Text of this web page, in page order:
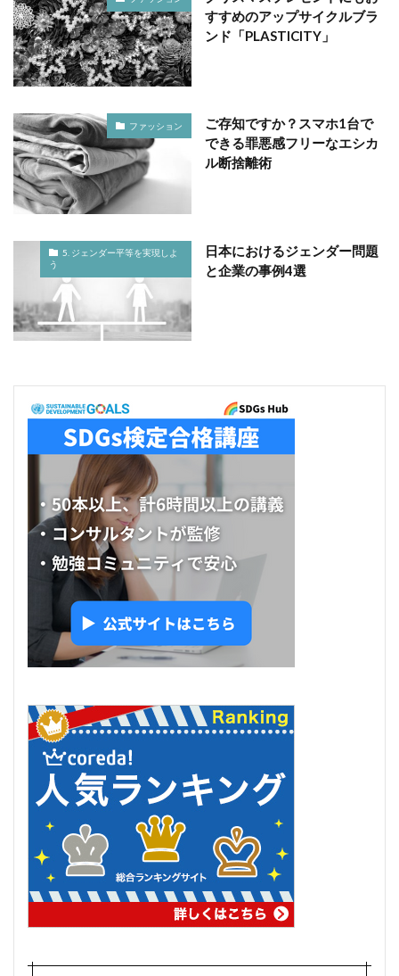
すすめのアップサイクルブラ
ンド「PLASTICITY」
ファッション
ご存知ですか？スマホ1台で
できる罪悪感フリーなエシカ
ル断捨離術
5. ジェンダー平等を実現しよ
う
日本におけるジェンダー問題
と企業の事例4選